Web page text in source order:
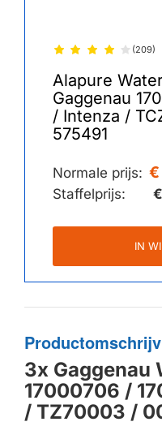
(209)
Alapure
Gaggenau
/ Intenza /
575491
Normale prijs: €
Staffelprijs:
IN
3x Gaggenau
17000706 /
/ TZ70003 /